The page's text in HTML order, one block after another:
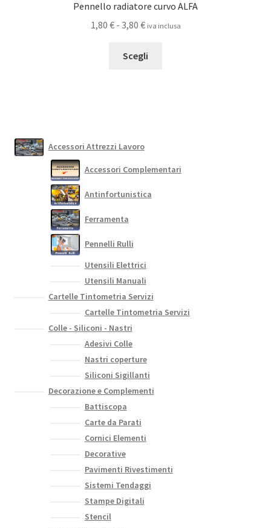
Pennello radiatore curvo ALFA
1,80 € - 3,80 €Fascia
prezzo:
iva inclusa
Scegli
essere
Accessori Attrezzi Lavoro
Accessori Complementari
Antinfortunistica
Ferramenta
Pennelli Rulli
Utensili Elettrici
Utensili Manuali
Cartelle Tintometria Servizi
Cartelle Tintometria Servizi
Colle - Siliconi - Nastri
Adesivi Colle
Nastri coperture
Siliconi Sigillanti
Decorazione e Complementi
Battiscopa
Carte da Parati
Cornici Elementi
Decorative
Pavimenti Rivestimenti
Sistemi Tendaggi
Stampe Digitali
Stencil